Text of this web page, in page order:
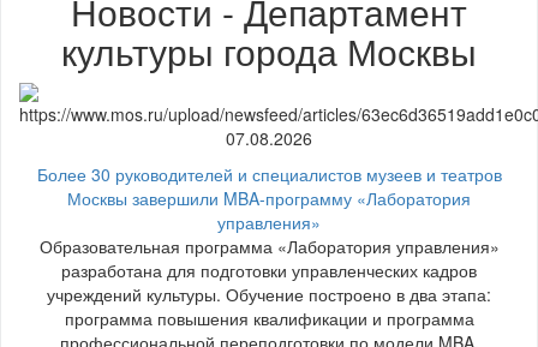
Новости - Департамент
культуры города Москвы
07.08.2026
Более 30 руководителей и специалистов музеев и театров
Москвы завершили MBA-программу «Лаборатория
управления»
Образовательная программа «Лаборатория управления»
разработана для подготовки управленческих кадров
учреждений культуры. Обучение построено в два этапа:
программа повышения квалификации и программа
профессиональной переподготовки по модели MBA.